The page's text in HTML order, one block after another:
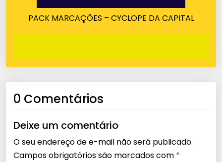
PACK MARCAÇÕES – CYCLOPE DA CAPITAL
0 Comentários
Deixe um comentário
O seu endereço de e-mail não será publicado.
Campos obrigatórios são marcados com *